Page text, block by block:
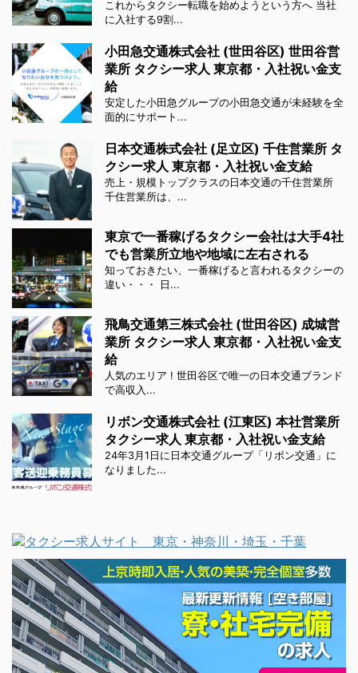
これからタクシー転職を始めようという方へ 当社
に入社する9割...
小田急交通株式会社 (世田谷区) 世田谷営
業所 タクシー求人 東京都・入社祝い金支
給
安定した小田急グループの小田急交通が未経験を全
面的にサポート...
日本交通株式会社 (足立区) 千住営業所 タ
クシー求人 東京都・入社祝い金支給
売上・規模トップクラスの日本交通の千住営業所
千住営業所は、...
東京で一番稼げるタクシー会社は大手4社
でも営業所立地や地域に左右される
知っておきたい、一番稼げると言われるタクシーの
違い・・・ 日...
飛鳥交通第三株式会社 (世田谷区) 成城営
業所 タクシー求人 東京都・入社祝い金支
給
人気のエリア ! 世田谷区で唯一の日本交通ブランド
で高収入...
リボン交通株式会社 (江東区) 本社営業所
タクシー求人 東京都・入社祝い金支給
24年3月1日に日本交通グループ「リボン交通」に
なりました...